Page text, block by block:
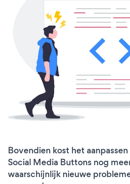
Bovendien kost het
Social Media Buttons nog
waarschijnlijk nieuwe